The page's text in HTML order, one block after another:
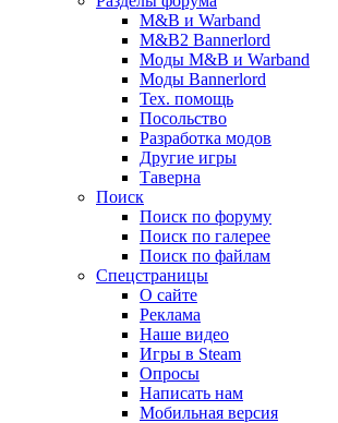
M&B и Warband
M&B2 Bannerlord
Моды M&B и Warband
Моды Bannerlord
Тех. помощь
Посольство
Разработка модов
Другие игры
Таверна
Поиск
Поиск по форуму
Поиск по галерее
Поиск по файлам
Спецстраницы
О сайте
Реклама
Наше видео
Игры в Steam
Опросы
Написать нам
Мобильная версия